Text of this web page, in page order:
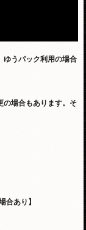
ゆうパック利用の場合
の場合もあります。そ
合あり】